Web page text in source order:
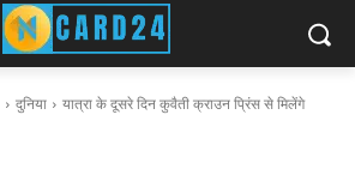
दुनिया
यात्रा के दूसरे दिन कुवैती क्राउन प्रिंस से मिलेंगे